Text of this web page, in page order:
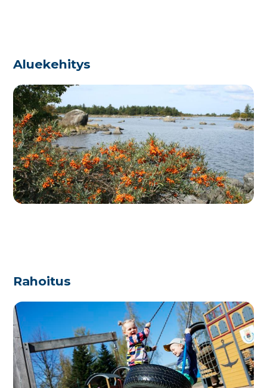
Aluekehitys
Rahoitus